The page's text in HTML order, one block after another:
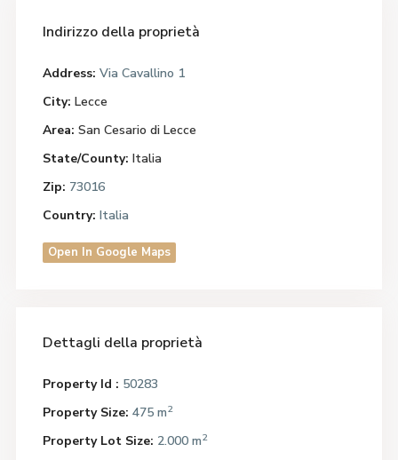
Indirizzo della proprietà
Address: Via Cavallino 1
City: Lecce
Area: San Cesario di Lecce
State/County: Italia
Zip: 73016
Country: Italia
Open In Google Maps
Dettagli della proprietà
Property Id : 50283
Property Size: 475 m2
Property Lot Size: 2.000 m2